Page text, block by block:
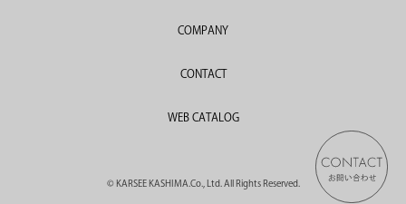
COMPANY
CONTACT
WEB CATALOG
© KARSEE KASHIMA.Co., Ltd. All Rights Reserved.